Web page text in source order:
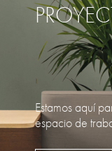
Estamos aquí
espacio de